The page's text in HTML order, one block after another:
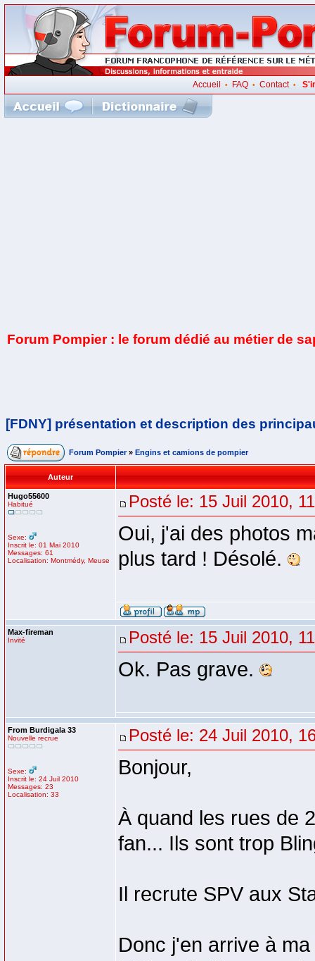
Accueil • FAQ• Contact•
Forum Pompier : le forum dédié au métier de
[FDNY] présentation et description des
Forum Pompier » Engins et camions de pompier
Auteur
Hugo55600
Habitué
Sexe:
Inscrit le: 01 Mai 2010
Messages: 61
Localisation: Montmédy, Meuse
Posté le: 15 Juil 2010,
Oui, j'ai des photos
plus tard ! Désolé.
Max-fireman
Invité Posté le: 15 Juil 2010,
Ok. Pas grave.
From Burdigala 33
Nouvelle recrue
Sexe:
Inscrit le: 24 Juil 2010
Messages: 23
Localisation: 33
Posté le: 24 Juil 2010,
Bonjour,
À quand les rues de
fan... Ils sont trop
Il recrute SPV aux
Donc j'en arrive à